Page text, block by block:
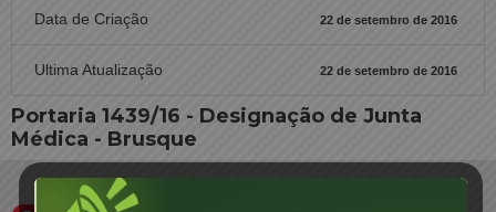
Data de Criação 22 de setembro de 2016
Ultima Atualização 22 de setembro de 2016
Portaria 1439/16 - Designação de Junta
Médica - Brusque